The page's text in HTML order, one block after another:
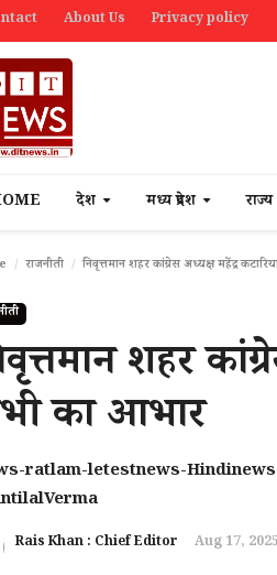
About Us Privacy policy
देश मध्य प्रदेश राज्य
राजनीती निवृत्तमान शहर कांग्रेस अध्यक्ष महेंद्र
शहर
का आभार
ratlam-letestnews-
Rais Khan : Chief Editor Aug 17,